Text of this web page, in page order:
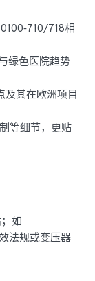
718相
绿色医院趋势
及其在欧洲项目
等细节，更贴
如
法规或变压器